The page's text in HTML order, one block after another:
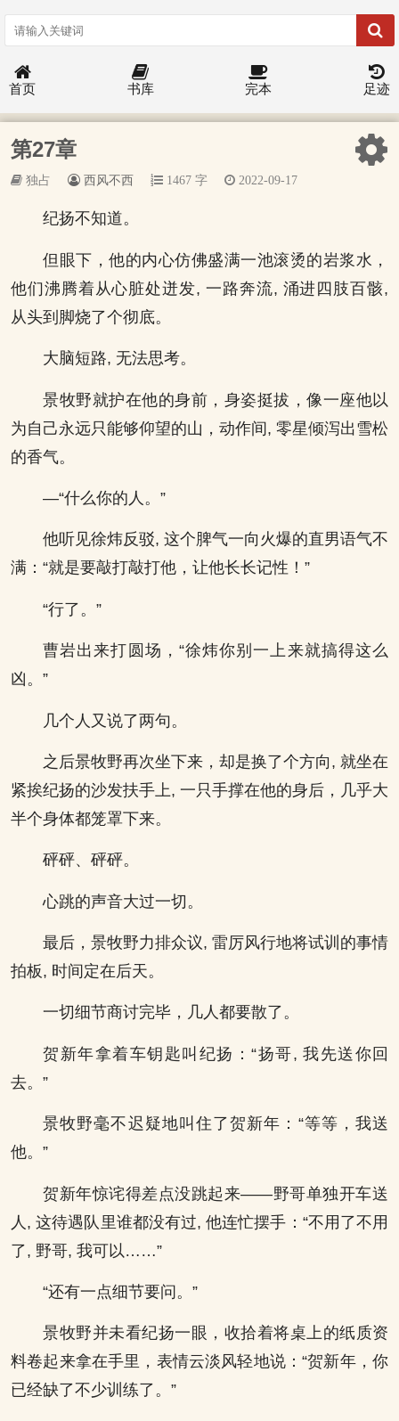
首页 书库 完本 足迹
第27章
独占 西风不西 1467 字 2022-09-17
纪扬不知道。
但眼下，他的内心仿佛盛满一池滚烫的岩浆水，
他们沸腾着从心脏处迸发, 一路奔流, 涌进四肢百骸,
从头到脚烧了个彻底。
大脑短路, 无法思考。
景牧野就护在他的身前，身姿挺拔，像一座他以
为自己永远只能够仰望的山，动作间, 零星倾泻出雪松
的香气。
—“什么你的人。”
他听见徐炜反驳, 这个脾气一向火爆的直男语气不
满：“就是要敲打敲打他，让他长长记性！”
“行了。”
曹岩出来打圆场，“徐炜你别一上来就搞得这么
凶。”
几个人又说了两句。
之后景牧野再次坐下来，却是换了个方向, 就坐在
紧挨纪扬的沙发扶手上, 一只手撑在他的身后，几乎大
半个身体都笼罩下来。
砰砰、砰砰。
心跳的声音大过一切。
最后，景牧野力排众议, 雷厉风行地将试训的事情
拍板, 时间定在后天。
一切细节商讨完毕，几人都要散了。
贺新年拿着车钥匙叫纪扬：“扬哥, 我先送你回
去。”
景牧野毫不迟疑地叫住了贺新年：“等等，我送
他。”
贺新年惊诧得差点没跳起来——野哥单独开车送
人, 这待遇队里谁都没有过, 他连忙摆手：“不用了不用
了, 野哥, 我可以……”
“还有一点细节要问。”
景牧野并未看纪扬一眼，收拾着将桌上的纸质资
料卷起来拿在手里，表情云淡风轻地说：“贺新年，你
已经缺了不少训练了。”